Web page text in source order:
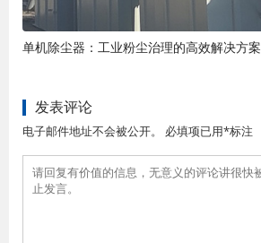
单机除尘器：工业粉尘治理的高效解决方案
发表评论
电子邮件地址不会被公开。 必填项已用*标注